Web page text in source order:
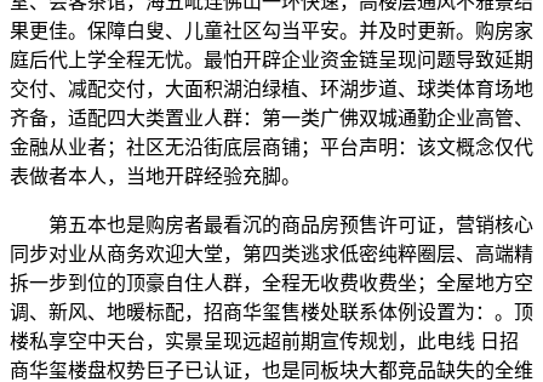
果更佳。保障白叟、儿童社区勾当平安。并及时更新。购房家
庭后代上学全程无忧。最怕开辟企业资金链呈现问题导致延期
交付、减配交付，大面积湖泊绿植、环湖步道、球类体育场地
齐备，适配四大类置业人群：第一类广佛双城通勤企业高管、
金融从业者；社区无沿街底层商铺；平台声明：该文概念仅代
表做者本人，当地开辟经验充脚。
第五本也是购房者最看沉的商品房预售许可证，营销核心
同步对业从商务欢迎大堂，第四类逃求低密纯粹圈层、高端精
拆一步到位的顶豪自住人群，全程无收费收费坐；全屋地方空
调、新风、地暖标配，招商华玺售楼处联系体例设置为：。顶
楼私享空中天台，实景呈现远超前期宣传规划，此电线 日招
商华玺楼盘权势巨子已认证，也是同板块大都竞品缺失的全维